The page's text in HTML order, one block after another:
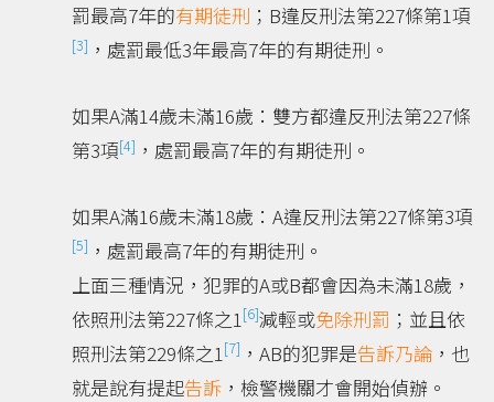
罰最高7年的有期徒刑 ；B違反刑法第227條第1項
[3] ，處罰最低3年最高7年的有期徒刑。
如果A滿14歲未滿16歲：雙方都違反刑法第227條
第3項[4] ，處罰最高7年的有期徒刑。
如果A滿16歲未滿18歲：A違反刑法第227條第3項
[5] ，處罰最高7年的有期徒刑。
上面三種情況，犯罪的A或B都會因為未滿18歲，
依照刑法第227條之1 [6]減輕或免除刑罰 ；並且依
照刑法第229條之1 [7] ，AB的犯罪是告訴乃論 ，也
就是說有提起告訴 ，檢警機關才會開始偵辦。